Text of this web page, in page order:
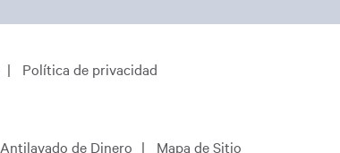
Política de privacidad
Antilavado de Dinero Mapa de Sitio